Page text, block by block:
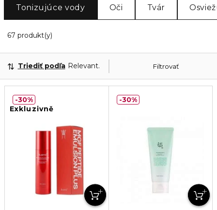
Tonizujúce vody Oči Tvár
67 produkt(y)
Filtrovať
Triediť podľa Relevantnosť
Exkluzivně
30% 30%